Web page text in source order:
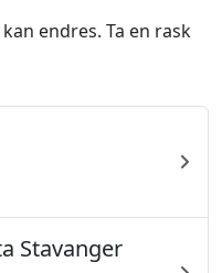
endres. Ta en rask
Stavanger